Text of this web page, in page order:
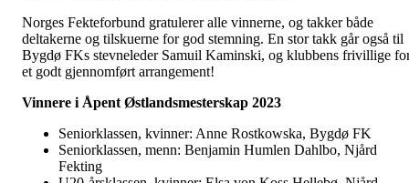
Norges Fekteforbund gratulerer alle vinnerne, og takker både
deltakerne og tilskuerne for god stemning. En stor takk går også til
Bygdø FKs stevneleder Samuil Kaminski, og klubbens frivillige
et godt gjennomført arrangement!
Vinnere i Åpent Østlandsmesterskap 2023
Seniorklassen, kvinner: Anne Rostkowska, Bygdø FK
Seniorklassen, menn: Benjamin Humlen Dahlbo, Njård
Fekting